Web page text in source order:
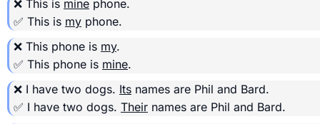
❌ This is mine phone.
✅ This is my phone.
❌ This phone is my.
✅ This phone is mine.
❌ I have two dogs. Its names are Phil and Bard.
✅ I have two dogs. Their names are Phil and Bard.